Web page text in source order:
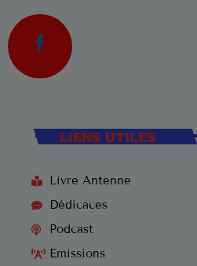
LIENS UTILES
Livre Antenne
Dédicaces
Podcast
Emissions